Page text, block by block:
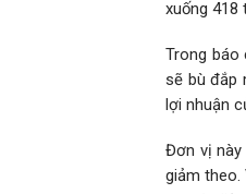
xuống 418
Trong báo
sẽ bù đắp
lợi nhuận
Đơn vị này
giảm theo.